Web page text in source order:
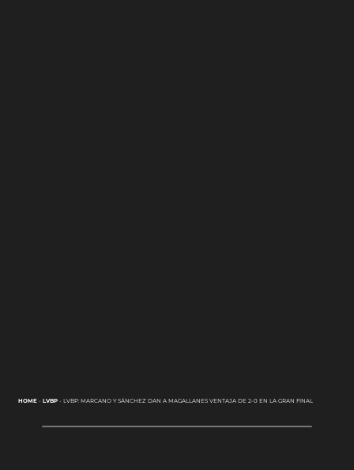
HOME- LVBP- LVBP: MARCANO Y SÁNCHEZ DAN A MAGALLANES VENTAJA DE 2-0 EN LA GRAN FINAL